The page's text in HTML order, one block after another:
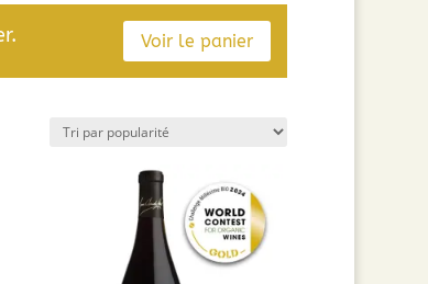
Voir le panier